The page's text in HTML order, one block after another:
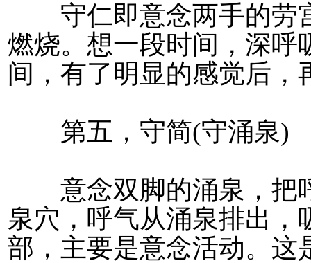
守仁即意念两手的劳
燃烧。想一段时间，深呼
间，有了明显的感觉后，
第五，守简(守涌泉)
意念双脚的涌泉，把
泉穴，呼气从涌泉排出，
部，主要是意念活动。这